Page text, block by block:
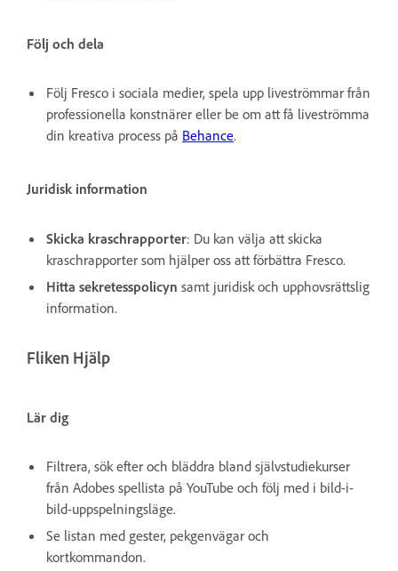
Följ och dela
Följ Fresco i sociala medier, spela upp liveströmmar från
professionella konstnärer eller be om att få liveströmma
din kreativa process på Behance.
Juridisk information
Skicka kraschrapporter: Du kan välja att skicka
kraschrapporter som hjälper oss att förbättra Fresco.
Hitta sekretesspolicyn samt juridisk och upphovsrättslig
information.
Fliken Hjälp
Lär dig
Filtrera, sök efter och bläddra bland självstudiekurser
från Adobes spellista på YouTube och följ med i bild-i-
bild-uppspelningsläge.
Se listan med gester, pekgenvägar och
kortkommandon.